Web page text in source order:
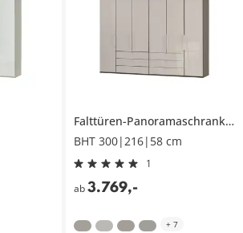
Falttüren-Panoramaschrank, 6-türig
BHT 300|216|58 cm
1
ab 3.769,-
+ 7